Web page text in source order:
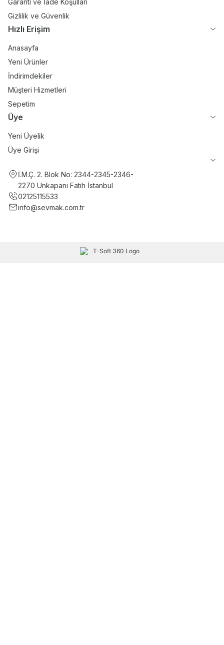
Gizlilik ve Güvenlik
Hızlı Erişim
Anasayfa
Yeni Ürünler
İndirimdekiler
Müşteri Hizmetleri
Sepetim
Üye
Yeni Üyelik
Üye Girişi
İ.M.Ç. 2. Blok No: 2344-2345-2346-
2270 Unkapanı Fatih İstanbul
02125115533
info@sevmak.com.tr